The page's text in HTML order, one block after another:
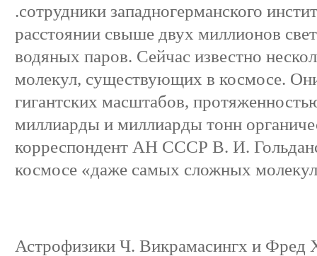
.сотрудники западногерманского
расстоянии свыше двух миллионов
водяных паров. Сейчас известно
молекул, существующих в космосе.
гигантских масштабов,
миллиарды и миллиарды тонн
корреспондент АН СССР В. И.
космосе «даже самых сложных
Астрофизики Ч. Викрамасингх и Фред